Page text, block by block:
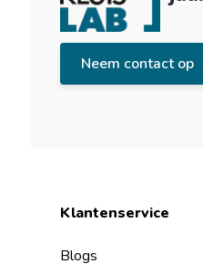
Neem contact op
Klantenservice
Blogs